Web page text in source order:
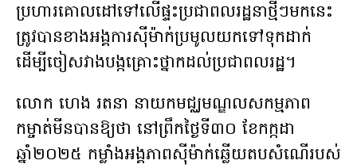
ប្រហារគោលដៅទៅលើផ្ទះប្រជាពលរដ្ឋនាថ្មីៗមកនេះ
ត្រូវបានខាងអង្គការស៊ីម៉ាក់ប្រមូលយកទៅទុកដាក់
ដើម្បីចៀសវាងបង្កគ្រោះថ្នាកដល់ប្រជាពលរដ្ឋ។
លោក ហេង រតនា នាយកមជ្ឈមណ្ឌលសកម្មភាព
កម្ចាត់មីន​បាន​ឱ្យ​ថា នៅព្រឹកថ្ងៃទី៣០ ​ខែកក្កដា
ឆ្នាំ២០២៥​ កម្លាំងអង្គភាពសុីម៉ាក់ឆ្លេីយតបសំណេីរបស់